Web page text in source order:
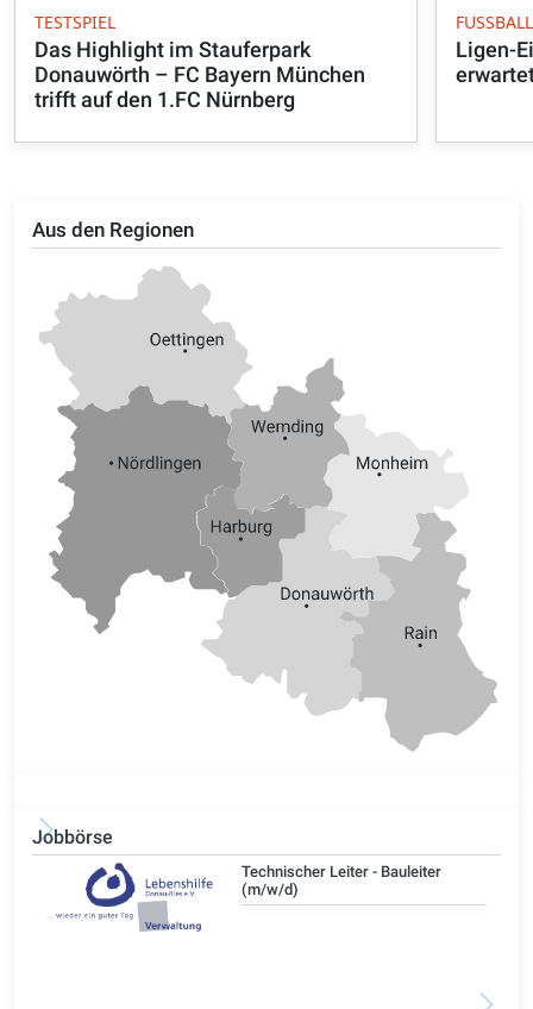
Aus den Regionen
Jobbörse
Technischer Leiter - Bauleiter
(m/w/d)
TESTSPIEL
Das Highlight im Stauferpark
Donauwörth – FC Bayern München
trifft auf den 1.FC Nürnberg
Ligen-